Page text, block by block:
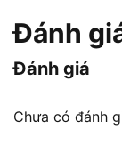
Giới thiệu
Đánh
Đánh giá
Chưa có đánh